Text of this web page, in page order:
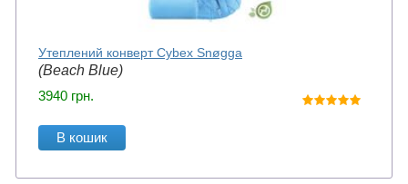
Утеплений конверт Cybex Snøgga
(Beach Blue)
3940 грн.
В кошик